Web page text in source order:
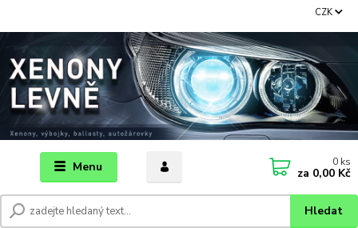
Menu
CZK
Hledat
0 ks
za 0,00 Kč